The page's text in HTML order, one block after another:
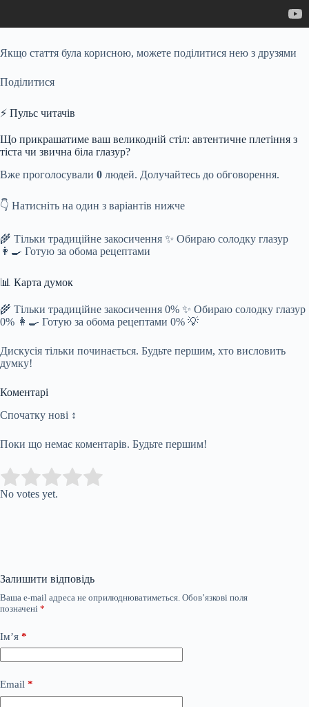
Якщо стаття була корисною, можете поділитися нею з друзями
Поділитися
⚡ Пульс читачів
Що прикрашатиме ваш великодній стіл: автентичне плетіння з
тіста чи звична біла глазур?
Вже проголосували 0 людей. Долучайтесь до обговорення.
👇 Натисніть на один з варіантів нижче
🌾 Тільки традиційне закосичення ✨ Обираю солодку глазур
👩‍🍳 Готую за обома рецептами
📊 Карта думок
🌾 Тільки традиційне закосичення 0% ✨ Обираю солодку глазур
0% 👩‍🍳 Готую за обома рецептами 0% 💡
Дискусія тільки починається. Будьте першим, хто висловить
думку!
Коментарі
Спочатку нові ↕
Поки що немає коментарів. Будьте першим!
Rate this item:
No votes yet.
Залишити відповідь
Ваша e-mail адреса не оприлюднюватиметься. Обов’язкові поля
позначені *
Ім’я *
Email *